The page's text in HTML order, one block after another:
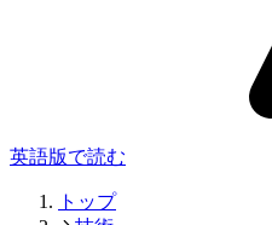
英語版で読む
トップ